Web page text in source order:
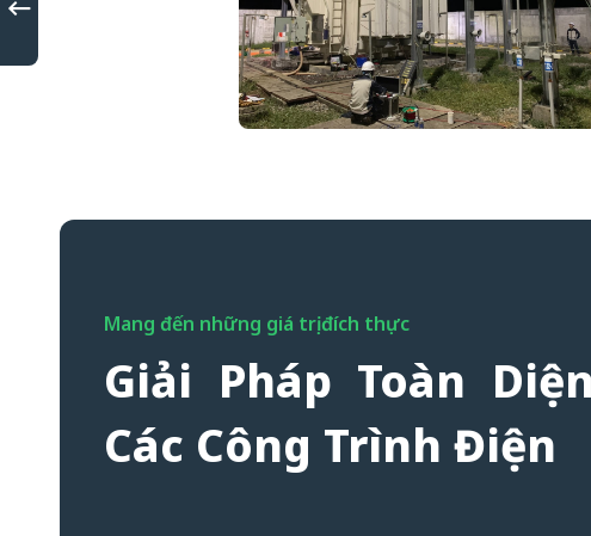
Mang đến những giá trị đích thực
Giải Pháp Toàn
Các Công Trình Điện